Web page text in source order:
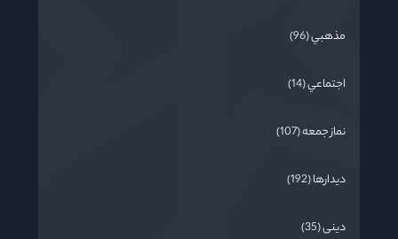
مذهبي (96)
اجتماعي (14)
نماز جمعه (107)
دیدارها (192)
دینی (35)